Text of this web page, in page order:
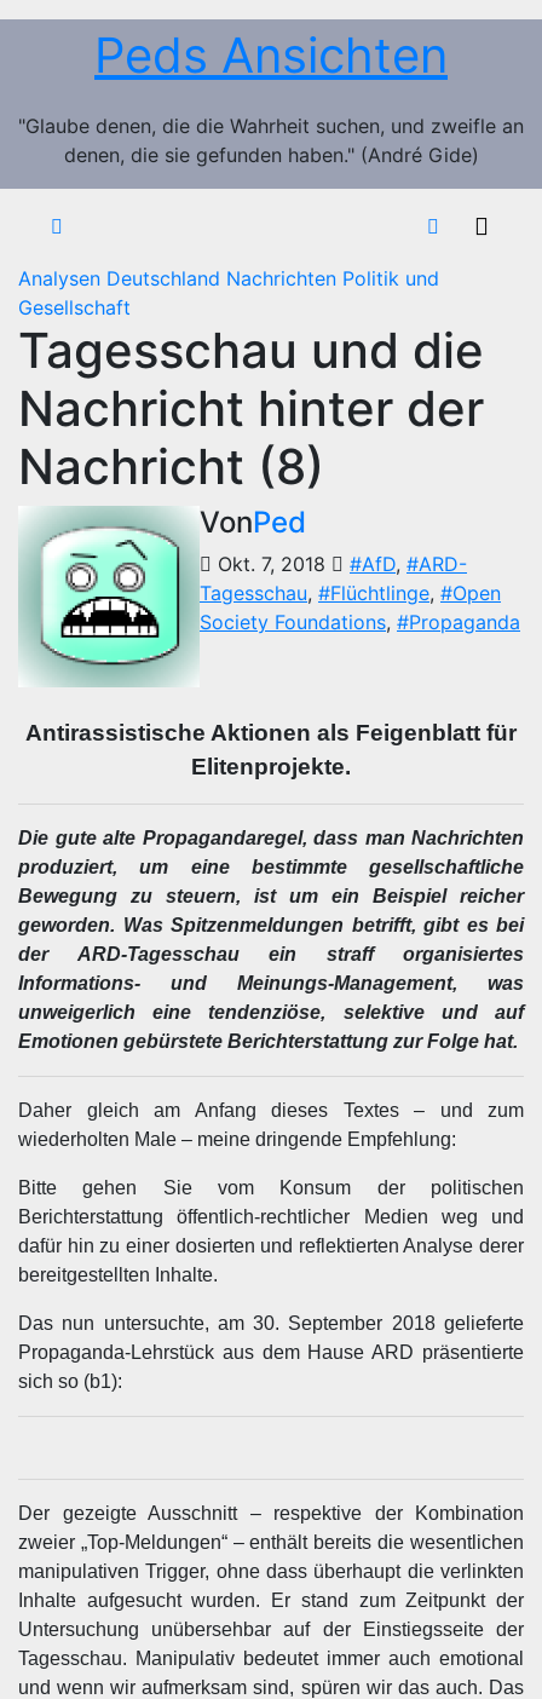
Zum
Peds Ansichten
"Glaube denen, die die Wahrheit suchen, und zweifle an
denen, die sie gefunden haben." (André Gide)
Analysen Deutschland Nachrichten Politik und
Gesellschaft
Tagesschau und die
Nachricht hinter der
Nachricht (8)
VonPed
Okt. 7, 2018 #AfD, #ARD-
Tagesschau, #Flüchtlinge, #Open
Society Foundations, #Propaganda
Antirassistische Aktionen als Feigenblatt für
Elitenprojekte.
Die gute alte Propagandaregel, dass man Nachrichten
produziert, um eine bestimmte gesellschaftliche
Bewegung zu steuern, ist um ein Beispiel reicher
geworden. Was Spitzenmeldungen betrifft, gibt es bei
der ARD-Tagesschau ein straff organisiertes
Informations- und Meinungs-Management, was
unweigerlich eine tendenziöse, selektive und auf
Emotionen gebürstete Berichterstattung zur Folge hat.
Daher gleich am Anfang dieses Textes – und zum
wiederholten Male – meine dringende Empfehlung:
Bitte gehen Sie vom Konsum der politischen
Berichterstattung öffentlich-rechtlicher Medien weg und
dafür hin zu einer dosierten und reflektierten Analyse derer
bereitgestellten Inhalte.
Das nun untersuchte, am 30. September 2018 gelieferte
Propaganda-Lehrstück aus dem Hause ARD präsentierte
sich so (b1):
Der gezeigte Ausschnitt – respektive der Kombination
zweier „Top-Meldungen“ – enthält bereits die wesentlichen
manipulativen Trigger, ohne dass überhaupt die verlinkten
Inhalte aufgesucht wurden. Er stand zum Zeitpunkt der
Untersuchung unübersehbar auf der Einstiegsseite der
Tagesschau. Manipulativ bedeutet immer auch emotional
und wenn wir aufmerksam sind, spüren wir das auch. Das